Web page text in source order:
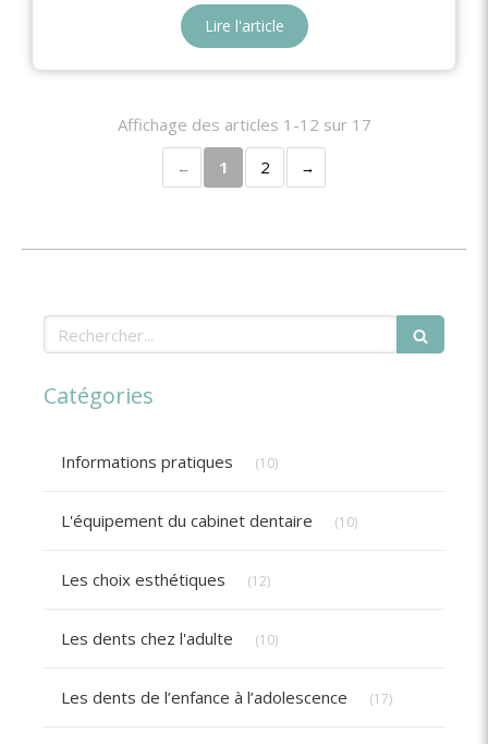
Lire l'article
Affichage des articles 1-12 sur 17
1
2
Rechercher
Catégories
Informations pratiques (10)
L'équipement du cabinet dentaire (10)
Les choix esthétiques (12)
Les dents chez l'adulte (10)
Les dents de l’enfance à l’adolescence (17)